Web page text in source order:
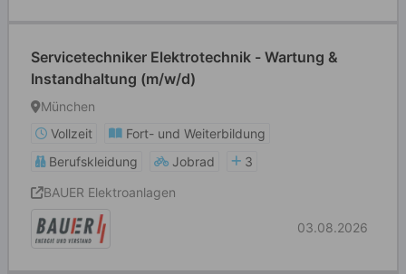
Servicetechniker Elektrotechnik - Wartung &
Instandhaltung (m/w/d)
München
Vollzeit
Fort- und Weiterbildung
Berufskleidung
Jobrad
3
BAUER Elektroanlagen
03.08.2026